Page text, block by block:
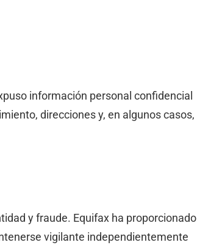
información personal confidencial
direcciones y, en algunos casos,
y fraude. Equifax ha proporcionado
vigilante independientemente